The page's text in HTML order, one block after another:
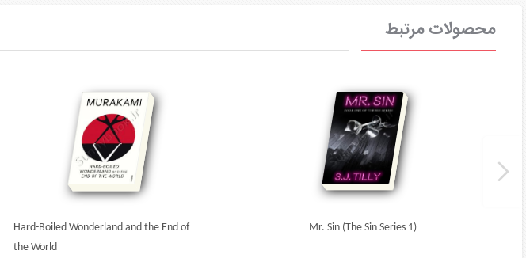
محصولات مرتبط
Mr. Sin (The Sin Series 1)
Hard-Boiled Wonderland and the End of
the World